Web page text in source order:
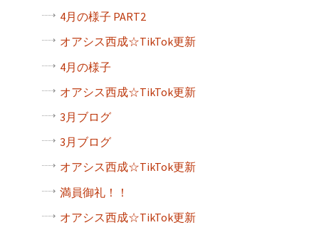
4月の様子 PART2
オアシス西成☆TikTok更新
4月の様子
オアシス西成☆TikTok更新
3月ブログ
3月ブログ
オアシス西成☆TikTok更新
満員御礼！！
オアシス西成☆TikTok更新